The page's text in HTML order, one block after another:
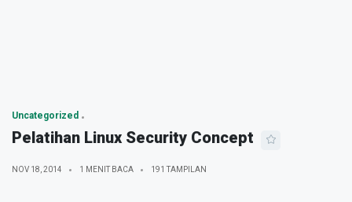
Uncategorized
Pelatihan Linux Security Concept
NOV 18, 2014 1 MENIT BACA 191 TAMPILAN